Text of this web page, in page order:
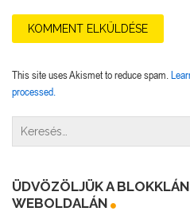
This site uses Akismet to reduce spam.
processed.
ÜDVÖZÖLJÜK A
WEBOLDALÁN